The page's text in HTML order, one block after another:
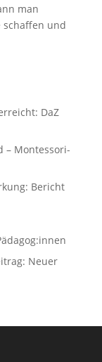
man
schaffen und
DaZ
– Montessori-
Bericht
Neuer